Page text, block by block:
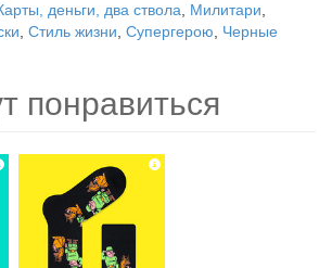
деньги, два ствола Милитари
Стиль жизни Супергерою Черные
понравиться